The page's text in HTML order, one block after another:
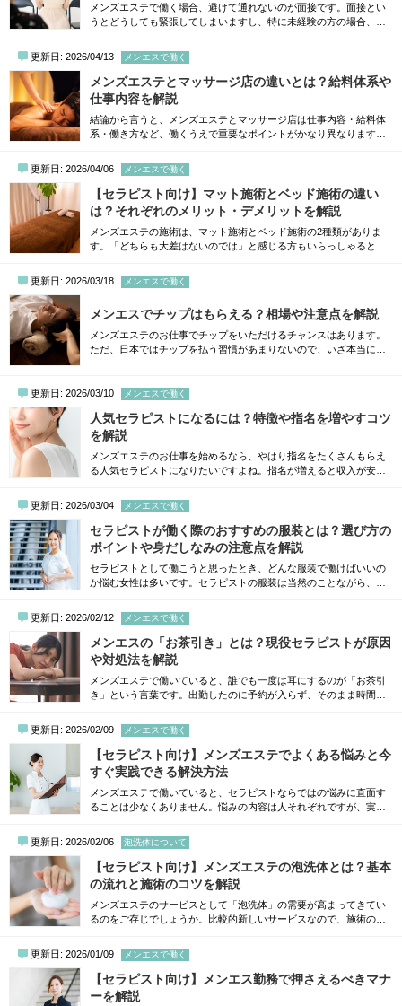
メンズエステで働く場合、避けて通れないのが面接です。面接とい
うとどうしても緊張してしまいますし、特に未経験の方の場合、
と思います。結論から言うと、メンズエステの面接は実はそこまで
難しいものではありません。聞かれる内容や流れはある程度決まっ
ていることが多く、事前にポイントを押さえておけば何の問題もあ
りません。この記事では、メンズエステの面接...
更新日: 2026/04/13 メンエスで働く
メンズエステとマッサージ店の違いとは？給料体系や
仕事内容を解説
結論から言うと、メンズエステとマッサージ店は仕事内容・給料体
系・働き方など、働くうえで重要なポイントがかなり異なります。
かり理解しておかなければなりません。この記事では、メンズエス
テとマッサージ店の違いを分かりやすく整理しながら、給料体系や
仕事内容、それぞれに向いている人の特徴まで詳しく解説していき
ます。これから働こうと考えている方はもち...
更新日: 2026/04/06 メンエスで働く
【セラピスト向け】マット施術とベッド施術の違い
は？それぞれのメリット・デメリットを解説
メンズエステの施術は、マット施術とベッド施術の2種類がありま
す。「どちらも大差はないのでは」と感じる方もいらっしゃると思
お客さんとの距離感、働きやすさが大きく変わってきます。この記
事では、マット施術とベッド施術の違いを分かりやすく整理しなが
しく解説していきます。これから働く方はも...
更新日: 2026/03/18 メンエスで働く
メンエスでチップはもらえる？相場や注意点を解説
メンズエステのお仕事でチップをいただけるチャンスはあります。
ただ、日本ではチップを払う習慣があまりないので、いざ本当にチ
取ればいいのか…などわからないことも多いはず。そこで今回は、
場、受け取り方や注意点についてお話...
更新日: 2026/03/10 メンエスで働く
人気セラピストになるには？特徴や指名を増やすコツ
を解説
メンズエステのお仕事を始めるなら、やはり指名をたくさんもらえ
る人気セラピストになりたいですよね。指名が増えると収入が安定
ということが何よりのやりがいになります。今回は、読めばすぐに
実践できる、人気セラピストになるためのポイントをまとめて解説
します。大阪のメンズエステ・リラクゼーションサロンをエリアか
ら探す指名が途切れない人気セラピストに共...
更新日: 2026/03/04 メンエスで働く
セラピストが働く際のおすすめの服装とは？選び方の
ポイントや身だしなみの注意点を解説
セラピストとして働こうと思ったとき、どんな服装で働けばいいの
か悩む女性は多いです。セラピストの服装は当然のことながら、な
もちろん、指名にも関わってくる大事なポイントのひとつなので
す。さらに、施術のしやすさや働きやすさにも影響するため、適当
に選んでしまうと後から後悔することも…。そこで今回の記事で
は、セラピストが働くときのおすすめの服...
更新日: 2026/02/12 メンエスで働く
メンエスの「お茶引き」とは？現役セラピストが原因
や対処法を解説
メンズエステで働いていると、誰でも一度は耳にするのが「お茶引
き」という言葉です。出勤したのに予約が入らず、そのまま時間だ
多いのではないでしょうか。ただ、お茶引きはセラピスト個人の問
題だけで起きるものではなく、時期やお店の状況、タイミングな
ど、さまざまな要素が重なって起こるものです。この記事では、メ
ンズエステにおけるお茶引きの意味やお...
更新日: 2026/02/09 メンエスで働く
【セラピスト向け】メンズエステでよくある悩みと今
すぐ実践できる解決方法
メンズエステで働いていると、セラピストならではの悩みに直面す
ることは少なくありません。悩みの内容は人それぞれですが、実は
をそのままにしてしまうと、モチベーションが下がったり、仕事が
つらく感じてしまったりする原因に直結します。この記事では、メ
ンズエステでよくある悩みをジャンルごとに整理し、それぞれ今す
ぐ実践できる解決方法を分かりやすくご紹介...
更新日: 2026/02/06 泡洗体について
【セラピスト向け】メンズエステの泡洗体とは？基本
の流れと施術のコツを解説
メンズエステのサービスとして「泡洗体」の需要が高まってきてい
るのをご存じでしょうか。比較的新しいサービスなので、施術の内
サービスを取り入れることによって指名が増えるといわれているく
らい、ここ最近の泡洗体は大人気！今回は、泡洗体の基本的な意味
から取り入れるメリット、そして他のセラピストと差がつくコツま
で、丁寧に解説していきます。メンズエステ...
更新日: 2026/01/09 メンエスで働く
【セラピスト向け】メンエス勤務で押さえるべきマナ
ーを解説